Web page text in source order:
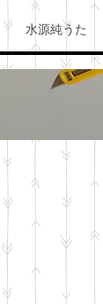
水源純うた